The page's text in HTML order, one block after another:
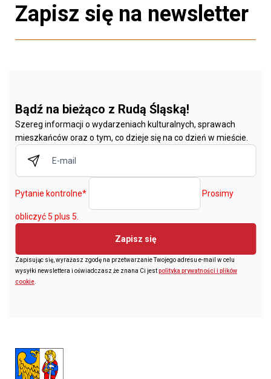
Zapisz się na newsletter
Bądź na bieżąco z Rudą Śląską!
Szereg informacji o wydarzeniach kulturalnych, sprawach
mieszkańców oraz o tym, co dzieje się na co dzień w mieście.
Pytanie kontrolne* Prosimy
obliczyć 5 plus 5.
Zapisz się
Zapisując się, wyrażasz zgodę na przetwarzanie Twojego adresu e-mail w celu
wysyłki newslettera i oświadczasz że znana Ci jestpolityka prywatności i plików
cookie